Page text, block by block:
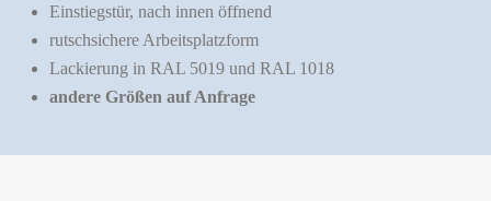
Einstiegstür, nach innen öffnend
rutschsichere Arbeitsplatzform
Lackierung in RAL 5019 und RAL 1018
andere Größen auf Anfrage